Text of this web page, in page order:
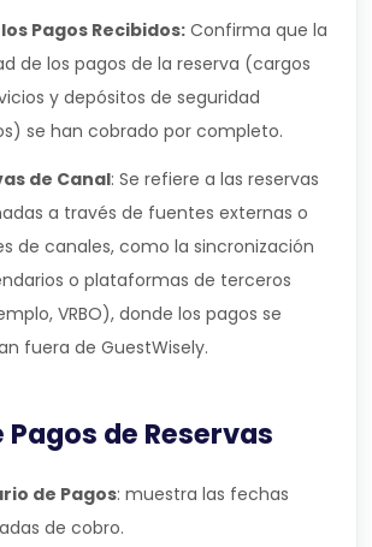
Pagos Recibidos:Confirma que la
de los pagos de la reserva (cargos
y depósitos de seguridad
se han cobrado por completo.
de Canal: Se refiere a las reservas
a través de fuentes externas o
de canales, como la sincronización
o plataformas de terceros
VRBO), donde los pagos se
fuera de GuestWisely.
de Reservas
de Pagos: muestra las fechas
de cobro.